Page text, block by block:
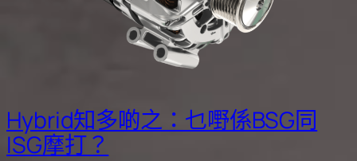
Hybrid知多啲之：乜嘢係BSG同
ISG摩打？